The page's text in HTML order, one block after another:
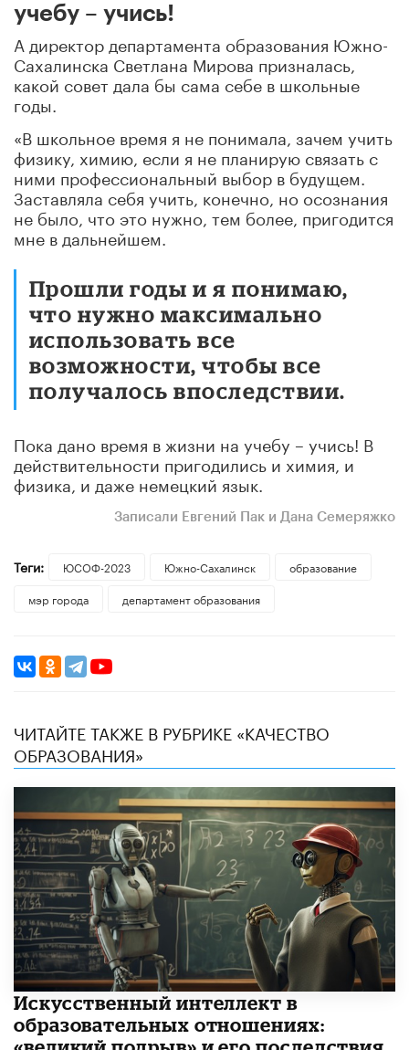
учебу – учись!
А директор департамента образования Южно-
Сахалинска Светлана Мирова призналась,
какой совет дала бы сама себе в школьные
годы.
«В школьное время я не понимала, зачем учить
физику, химию, если я не планирую связать с
ними профессиональный выбор в будущем.
Заставляла себя учить, конечно, но осознания
не было, что это нужно, тем более, пригодится
мне в дальнейшем.
Прошли годы и я понимаю,
что нужно максимально
использовать все
возможности, чтобы все
получалось впоследствии.
Пока дано время в жизни на учебу – учись! В
действительности пригодились и химия, и
физика, и даже немецкий язык.
Записали Евгений Пак и Дана Семеряжко
Теги: ЮСОФ-2023 Южно-Сахалинск
образование
мэр города
департамент образования
ЧИТАЙТЕ ТАКЖЕ В РУБРИКЕ «КАЧЕСТВО
ОБРАЗОВАНИЯ»
​Искусственный интеллект в
образовательных отношениях: